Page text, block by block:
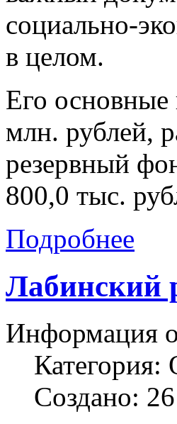
социально-
в целом.
Его основные
млн. рублей,
резервный
800,0 тыс.
Подробнее
Лабинский
Информация
Категория:
Создано: